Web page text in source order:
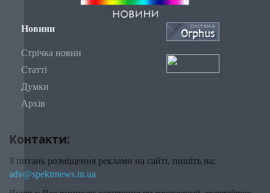
Новини
Стрічка новин
Статті
Думки
Архів
Контакти:
З питань розміщення реклами на сайті, пишіть на:
adv@spektrnews.in.ua